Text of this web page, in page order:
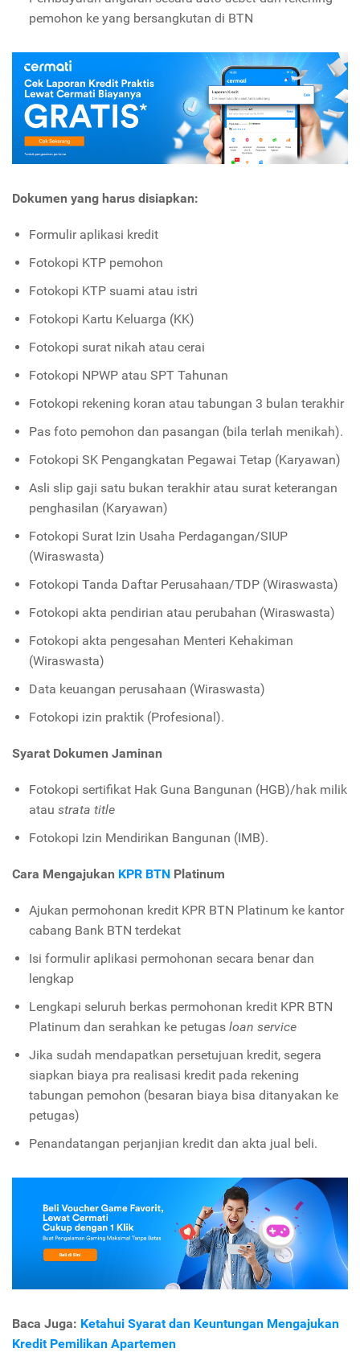
pemohon ke yang bersangkutan di BTN
Dokumen yang harus disiapkan:
Formulir aplikasi kredit
Fotokopi KTP pemohon
Fotokopi KTP suami atau istri
Fotokopi Kartu Keluarga (KK)
Fotokopi surat nikah atau cerai
Fotokopi NPWP atau SPT Tahunan
Fotokopi rekening koran atau tabungan 3 bulan terakhir
Pas foto pemohon dan pasangan (bila terlah menikah).
Fotokopi SK Pengangkatan Pegawai Tetap (Karyawan)
Asli slip gaji satu bukan terakhir atau surat keterangan
penghasilan (Karyawan)
Fotokopi Surat Izin Usaha Perdagangan/SIUP
(Wiraswasta)
Fotokopi Tanda Daftar Perusahaan/TDP (Wiraswasta)
Fotokopi akta pendirian atau perubahan (Wiraswasta)
Fotokopi akta pengesahan Menteri Kehakiman
(Wiraswasta)
Data keuangan perusahaan (Wiraswasta)
Fotokopi izin praktik (Profesional).
Syarat Dokumen Jaminan
Fotokopi sertifikat Hak Guna Bangunan (HGB)/hak milik
atau strata title
Fotokopi Izin Mendirikan Bangunan (IMB).
Cara Mengajukan KPR BTN Platinum
Ajukan permohonan kredit KPR BTN Platinum ke kantor
cabang Bank BTN terdekat
Isi formulir aplikasi permohonan secara benar dan
lengkap
Lengkapi seluruh berkas permohonan kredit KPR BTN
Platinum dan serahkan ke petugas loan service
Jika sudah mendapatkan persetujuan kredit, segera
siapkan biaya pra realisasi kredit pada rekening
tabungan pemohon (besaran biaya bisa ditanyakan ke
petugas)
Penandatangan perjanjian kredit dan akta jual beli.
Baca Juga: Ketahui Syarat dan Keuntungan Mengajukan
Kredit Pemilikan Apartemen